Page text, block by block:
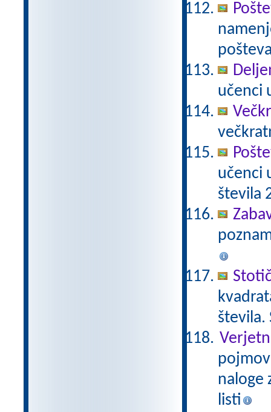
učenci
učenci
števila
števila.
naloge
listi